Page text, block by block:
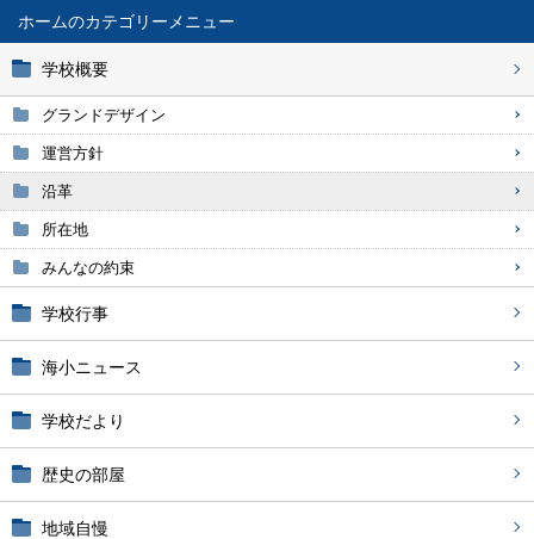
ホーム
学校概要
グランドデザイン
運営方針
沿革
所在地
みんなの約束
学校行事
海小ニュース
学校だより
歴史の部屋
地域自慢